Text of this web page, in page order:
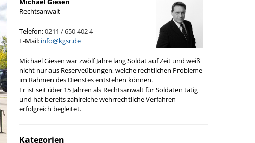
Rechtsanwalt
Telefon:0211 / 650 402 4
E-Mail: info@kgsr.de
Michael Giesen war zwölf Jahre lang Soldat auf Zeit und weiß
nicht nur aus Reserveübungen, welche rechtlichen Probleme
im Rahmen des Dienstes entstehen können.
Er ist seit über 15 Jahren als Rechtsanwalt für Soldaten tätig
und hat bereits zahlreiche wehrrechtliche Verfahren
erfolgreich begleitet.
Kategorien